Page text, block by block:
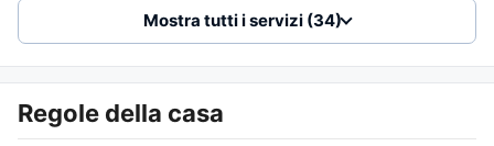
Mostra tutti i servizi (34)
Regole della casa